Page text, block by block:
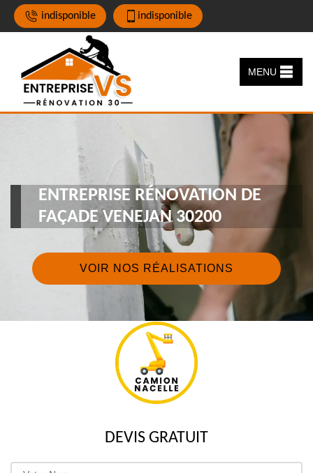
indisponible indisponible
MENU
ENTREPRISE RÉNOVATION DE
FAÇADE VENEJAN 30200
VOIR NOS RÉALISATIONS
DEVIS GRATUIT